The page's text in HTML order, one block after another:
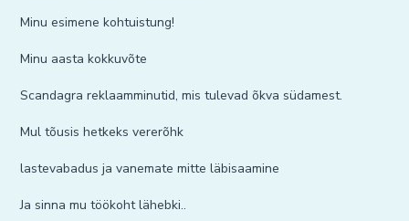
Minu esimene kohtuistung!
Minu aasta kokkuvõte
Scandagra reklaamminutid, mis tulevad õkva südamest.
Mul tõusis hetkeks vererõhk
lastevabadus ja vanemate mitte läbisaamine
Ja sinna mu töökoht lähebki..